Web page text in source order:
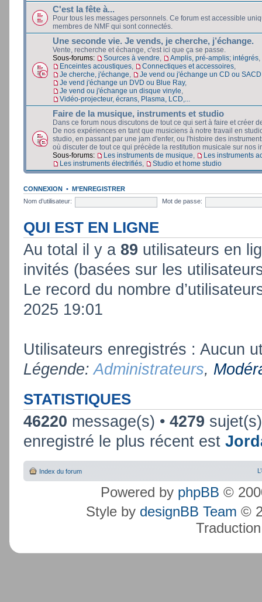
C'est la fête à...
Pour tous les messages personnels. Ce forum est accessible
membres de NMF qui sont connectés.
Une seconde vie. Je vends, je cherche, j’échange.
Vente, recherche et échange, c'est ici que ça se passe.
Sous-forums:
Sources à vendre Amplis, pré-amplis; intégrés
Enceintes acoustiques
Connectiques et accessoires
Je cherche, j'échange
Je vend ou j'échange un CD ou SACD
Je vend j'échange un DVD ou Blue Ray,
Je vend ou j'échange un disque vinyle
Vidéo-projecteur, écrans, Plasma, LCD,...
Faire de la musique, instruments et studio
Dans ce forum nous discutons de tout ce qui sert à faire et créer
De nos expériences en tant que musiciens à notre travail en
studio, en passant par une jam d'enfer, ou l'histoire des
où discuter de tout ce qui précède la restitution musicale sur nos
Sous-forums:
Les instruments de musique
Les instruments
Les instruments électrifiés
Studio et home studio
CONNEXION • M’ENREGISTRER
Nom d’utilisateur:
Mot de passe:
QUI EST EN LIGNE
Au total il y a 89 utilisateurs en
invités (basées sur les
Le record du nombre
2025 19:01
Utilisateurs enregistrés : Aucun
Légende:Administrateurs,
STATISTIQUES
46220 message(s) • 4279
enregistré le plus récent est
Index du forum
Powered by phpBB ©
Style by designBB Team ©